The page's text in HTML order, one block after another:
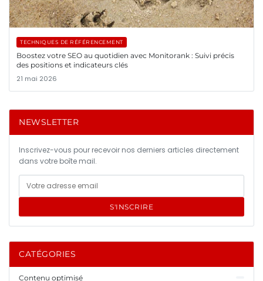
TECHNIQUES DE RÉFÉRENCEMENT
Boostez votre SEO au quotidien avec Monitorank : Suivi précis
des positions et indicateurs clés
21 mai 2026
NEWSLETTER
Inscrivez-vous pour recevoir nos derniers articles directement
dans votre boîte mail.
S'INSCRIRE
CATÉGORIES
Contenu optimisé